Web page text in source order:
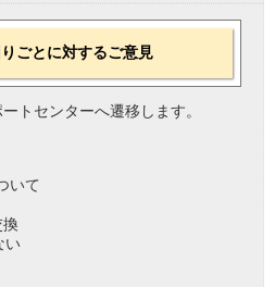
ごとに対するご意見
トセンターへ遷移します。
いて
換
い